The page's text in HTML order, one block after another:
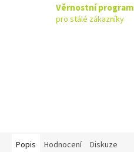
Věrnostní program
pro stálé zákazníky
Popis Hodnocení Diskuze